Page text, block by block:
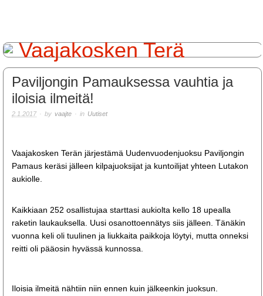
Paviljongin Pamauksessa vauhtia ja
iloisia ilmeitä!
2.1.2017 · by vaajte · in Uutiset
Vaajakosken Terän järjestämä Uudenvuodenjuoksu Paviljongin
Pamaus keräsi jälleen kilpajuoksijat ja kuntoilijat yhteen Lutakon
aukiolle.
Kaikkiaan 252 osallistujaa starttasi aukiolta kello 18 upealla
raketin laukauksella. Uusi osanottoennätys siis jälleen. Tänäkin
vuonna keli oli tuulinen ja liukkaita paikkoja löytyi, mutta onneksi
reitti oli pääosin hyvässä kunnossa.
Iloisia ilmeitä nähtiin niin ennen kuin jälkeenkin juoksun.